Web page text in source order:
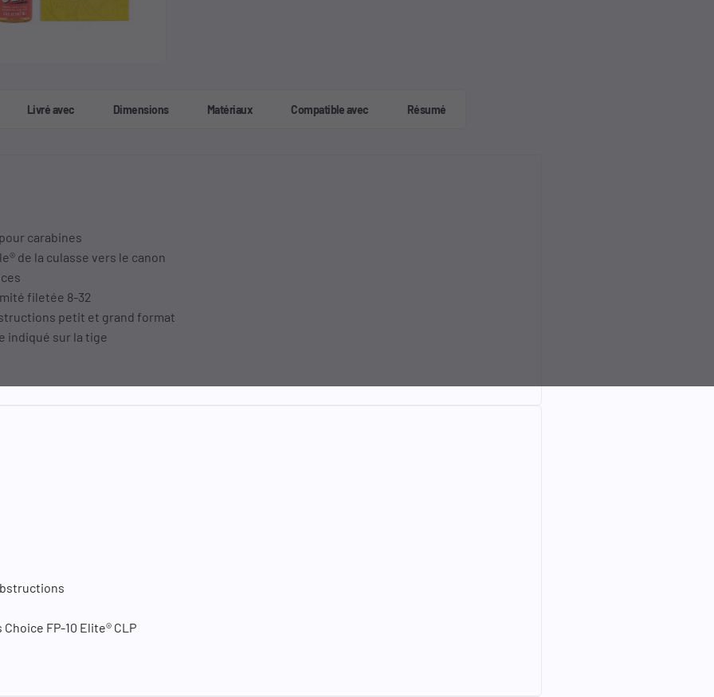
Livré avec Dimensions Matériaux Compatible avec Résumé
carabines
de la culasse vers le canon
filetée 8-32
petit et grand format
indiqué sur la tige
FP-10 Elite® CLP